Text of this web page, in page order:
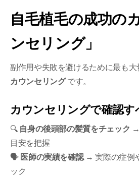
自毛植毛の成功の
ンセリング」
副作用や失敗を避けるために最も
カウンセリングです。
カウンセリングで確認す
🔍 自身の後頭部の髪質をチェック
目安を把握
🗣 医師の実績を確認→ 実際の症例
ック